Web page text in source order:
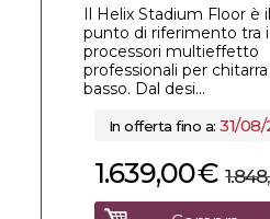
Il Helix Stadium Floor è
punto di riferimento tra i
processori multieffetto
professionali per
basso. Dal desi...
In offerta fino a:31/
€
1.639,00